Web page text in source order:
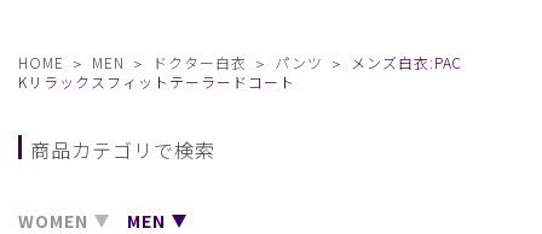
HOME MEN ドクター白衣 パンツ
メンズ白衣:PAC
Kリラックスフィットテーラードコート
商品カテゴリで検索
WOMEN MEN